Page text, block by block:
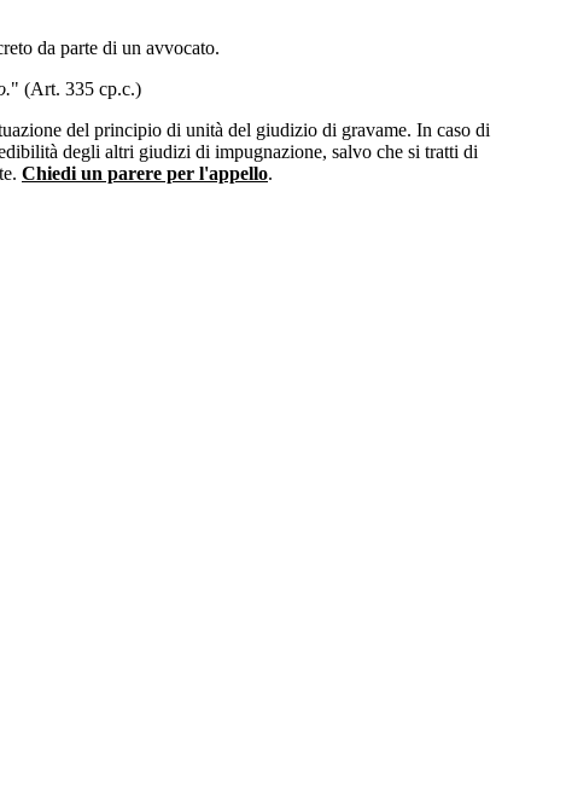
da parte di un avvocato.
" (Art. 335 cp.c.)
del principio di unità del giudizio di gravame. In caso di
degli altri giudizi di impugnazione, salvo che si tratti di
Chiedi un parere per l'appello.